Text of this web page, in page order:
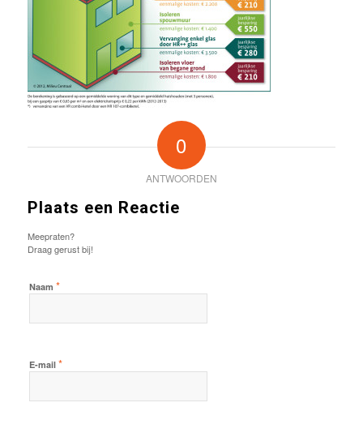
0
ANTWOORDEN
Plaats een Reactie
Meepraten?
Draag gerust bij!
Naam *
E-mail *